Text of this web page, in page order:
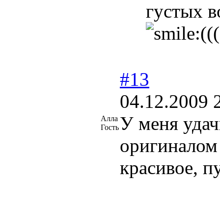
густых
((
Алла
Гость
#13
04.12.2009
У меня
красивое,